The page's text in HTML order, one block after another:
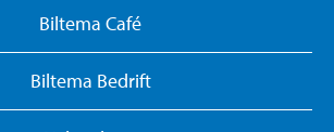
Biltema Café
Biltema Bedrift